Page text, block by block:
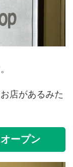
店があるみた
ープン